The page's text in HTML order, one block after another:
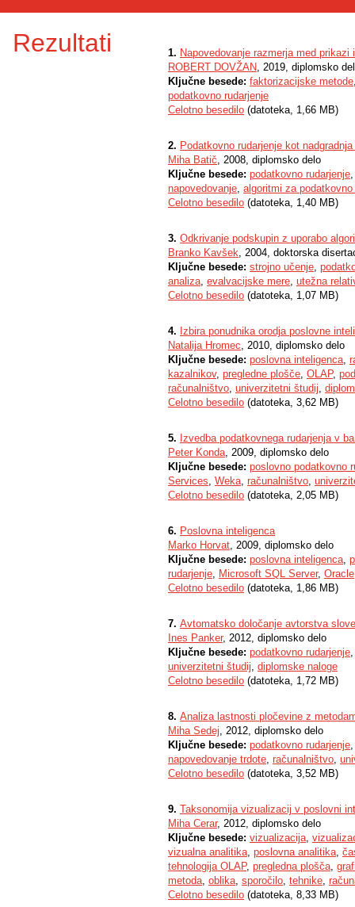
Rezultati 1. Napovedovanje razmerja med
ROBERT DOVŽAN, 2019, diplomsko
Ključne besede: faktorizacijske metode
podatkovno rudarjenje
Celotno besedilo (datoteka, 1,66 MB)
2. Podatkovno rudarjenje kot
Miha Batič, 2008, diplomsko delo
Ključne besede: podatkovno rudarjenje
napovedovanje, algoritmi za podatkovno
Celotno besedilo (datoteka, 1,40 MB)
3. Odkrivanje podskupin z uporabo
Branko Kavšek, 2004, doktorska
Ključne besede: strojno učenje,
analiza, evalvacijske mere, utežna
Celotno besedilo (datoteka, 1,07 MB)
4. Izbira ponudnika orodja poslovne
Natalija Hromec, 2010, diplomsko delo
Ključne besede: poslovna inteligenca,
kazalnikov, pregledne plošče, OLAP,
računalništvo, univerzitetni študij,
Celotno besedilo (datoteka, 3,62 MB)
5. Izvedba podatkovnega rudarjenja v
Peter Konda, 2009, diplomsko delo
Ključne besede: poslovno podatkovno
Services, Weka, računalništvo,
Celotno besedilo (datoteka, 2,05 MB)
6. Poslovna inteligenca
Marko Horvat, 2009, diplomsko delo
Ključne besede: poslovna inteligenca,
rudarjenje, Microsoft SQL Server, Oracle
Celotno besedilo (datoteka, 1,86 MB)
7. Avtomatsko določanje avtorstva
Ines Panker, 2012, diplomsko delo
Ključne besede: podatkovno rudarjenje
univerzitetni študij, diplomske naloge
Celotno besedilo (datoteka, 1,72 MB)
8. Analiza lastnosti pločevine z
Miha Sedej, 2012, diplomsko delo
Ključne besede: podatkovno rudarjenje
napovedovanje trdote, računalništvo,
Celotno besedilo (datoteka, 3,52 MB)
9. Taksonomija vizualizacij v poslovni
Miha Cerar, 2012, diplomsko delo
Ključne besede: vizualizacija,
vizualna analitika, poslovna analitika,
tehnologija OLAP, pregledna plošča,
metoda, oblika, sporočilo, tehnike,
Celotno besedilo (datoteka, 8,33 MB)